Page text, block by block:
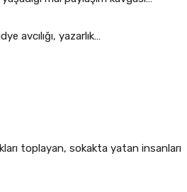
avcılığı, yazarlık…
toplayan, sokakta yatan insanları